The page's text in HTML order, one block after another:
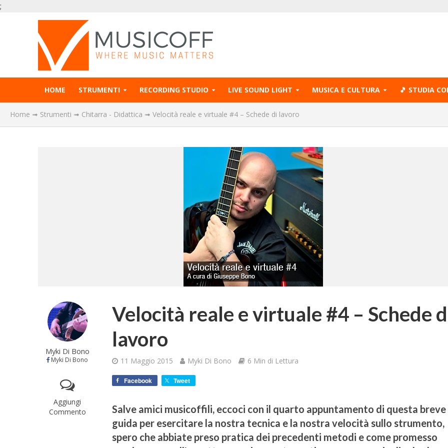
;
HOME STRUMENTI RECORDING STUDIO LIVE SOUND LIGHT MUSICA E CULTURA 🎵 STUDIA
Home ➟ Strumenti ➟ Chitarra - Didattica ➟ Velocità reale e virtuale #4 – Schede di lavoro
Myki Di Bono
Myki Di Bono
Aggiungi
Commento
Velocità reale e virtuale #4 – Schede
lavoro
11 Maggio 2015 Myki Di Bono 6 Min di Lettura
Facebook Tweet
Salve amici musicoffili, eccoci con il quarto appuntamento di questa breve
guida per esercitare la nostra tecnica e la nostra velocità sullo strumento,
spero che abbiate preso pratica dei precedenti metodi e come promesso